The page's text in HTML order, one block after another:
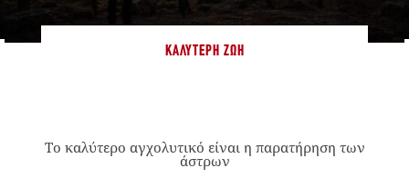
ΚΑΛΎΤΕΡΗ ΖΩΉ
Το καλύτερο αγχολυτικό είναι η παρατήρηση των
άστρων